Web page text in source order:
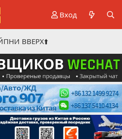
Вход
ВВЕРХ⬆️